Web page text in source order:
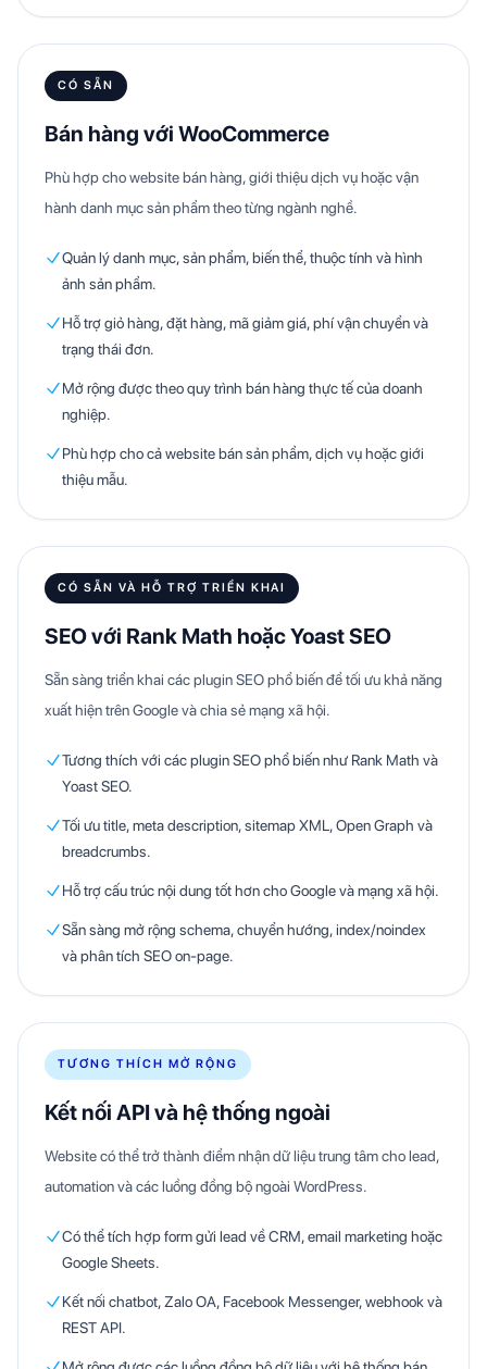
CÓ SẴN
Bán hàng với WooCommerce
Phù hợp cho website bán hàng, giới thiệu dịch vụ hoặc vận
hành danh mục sản phẩm theo từng ngành nghề.
Quản lý danh mục, sản phẩm, biến thể, thuộc tính và hình
ảnh sản phẩm.
Hỗ trợ giỏ hàng, đặt hàng, mã giảm giá, phí vận chuyển và
trạng thái đơn.
Mở rộng được theo quy trình bán hàng thực tế của doanh
nghiệp.
Phù hợp cho cả website bán sản phẩm, dịch vụ hoặc giới
thiệu mẫu.
CÓ SẴN VÀ HỖ TRỢ TRIỂN KHAI
SEO với Rank Math hoặc Yoast SEO
Sẵn sàng triển khai các plugin SEO phổ biến để tối ưu khả năng
xuất hiện trên Google và chia sẻ mạng xã hội.
Tương thích với các plugin SEO phổ biến như Rank Math và
Yoast SEO.
Tối ưu title, meta description, sitemap XML, Open Graph và
breadcrumbs.
Hỗ trợ cấu trúc nội dung tốt hơn cho Google và mạng xã hội.
Sẵn sàng mở rộng schema, chuyển hướng, index/noindex
và phân tích SEO on-page.
TƯƠNG THÍCH MỞ RỘNG
Kết nối API và hệ thống ngoài
Website có thể trở thành điểm nhận dữ liệu trung tâm cho lead,
automation và các luồng đồng bộ ngoài WordPress.
Có thể tích hợp form gửi lead về CRM, email marketing hoặc
Google Sheets.
Kết nối chatbot, Zalo OA, Facebook Messenger, webhook và
REST API.